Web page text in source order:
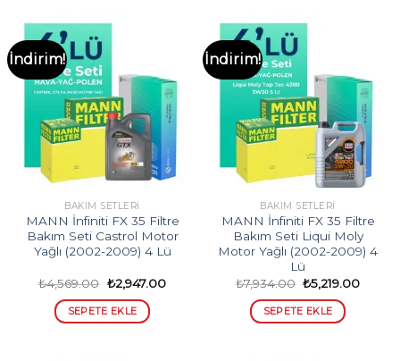
İndirim!
BAKIM SETLERI
MANN İnfiniti FX 35 Filtre
Bakım Seti Castrol Motor
Yağlı (2002-2009) 4 Lü
₺4,569.00 Orijinal
fiyat:
₺4,569.00.
₺2,947.00Şu
SEPETE EKLE
İndirim!
BAKIM SETLERI
MANN İnfiniti FX 35 Filtre
Bakım Seti Liqui Moly
Motor Yağlı (2002-2009) 4
Lü
₺7,934.00 Orijinal
fiyat:
₺7,934.00.
₺5,219.00Şu
SEPETE EKLE